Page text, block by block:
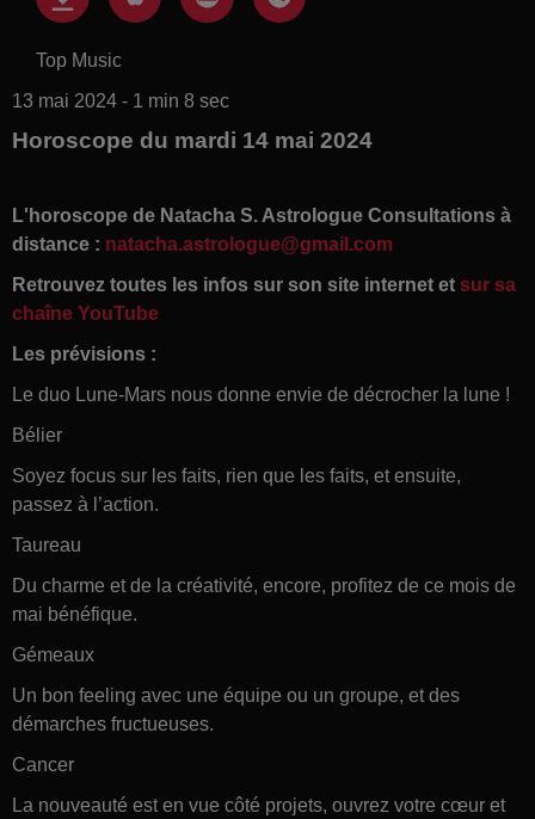
Top Music
13 mai 2024 - 1 min 8 sec
Horoscope du mardi 14 mai 2024
L'horoscope de Natacha S. Astrologue Consultations à
distance : natacha.astrologue@gmail.com
Retrouvez toutes les infos sur son site internet et sur sa
chaîne YouTube
Les prévisions :
Le duo Lune-Mars nous donne envie de décrocher la lune !
Bélier
Soyez focus sur les faits, rien que les faits, et ensuite,
passez à l’action.
Taureau
Du charme et de la créativité, encore, profitez de ce mois de
mai bénéfique.
Gémeaux
Un bon feeling avec une équipe ou un groupe, et des
démarches fructueuses.
Cancer
La nouveauté est en vue côté projets, ouvrez votre cœur et